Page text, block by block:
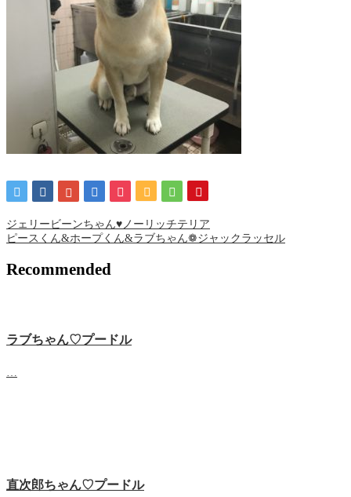
ジェリービーンちゃん♥ノーリッチテリア
ピースくん&ホープくん&ラブちゃん❁ ジャックラッセル
Recommended
ラブちゃん♡プードル
直次郎ちゃん♡プードル